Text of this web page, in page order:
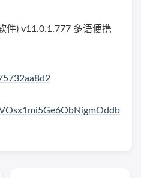
件) v11.0.1.777 多语便携